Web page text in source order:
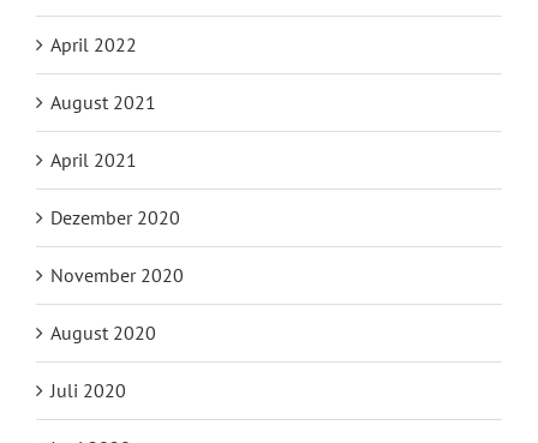
April 2022
August 2021
April 2021
Dezember 2020
November 2020
August 2020
Juli 2020